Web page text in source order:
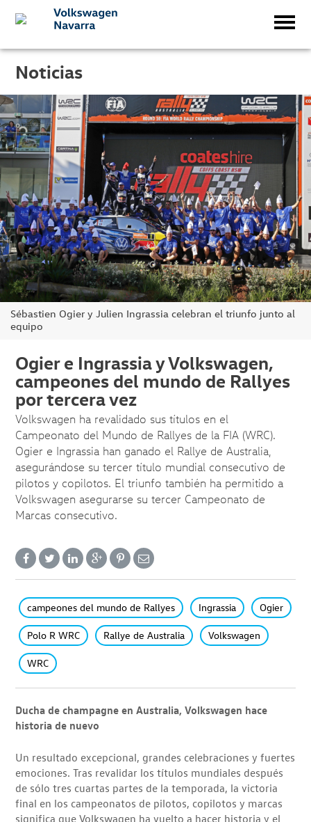
Noticias
Sébastien Ogier y Julien Ingrassia celebran el triunfo junto al
equipo
Ogier e Ingrassia y Volkswagen,
campeones del mundo de Rallyes
por tercera vez
Volkswagen ha revalidado sus títulos en el
Campeonato del Mundo de Rallyes de la FIA (WRC).
Ogier e Ingrassia han ganado el Rallye de Australia,
asegurándose su tercer título mundial consecutivo de
pilotos y copilotos. El triunfo también ha permitido a
Volkswagen asegurarse su tercer Campeonato de
Marcas consecutivo.
campeones del mundo de Rallyes Ingrassia Ogier
Polo R WRC Rallye de Australia Volkswagen
WRC
Ducha de champagne en Australia, Volkswagen hace
historia de nuevo
Un resultado excepcional, grandes celebraciones y fuertes
emociones. Tras revalidar los títulos mundiales después
de sólo tres cuartas partes de la temporada, la victoria
final en los campeonatos de pilotos, copilotos y marcas
significa que Volkswagen ha vuelto a hacer historia y el